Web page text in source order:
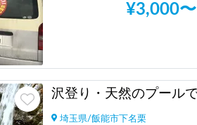
¥3,000〜
埼玉県/飯能市下名栗